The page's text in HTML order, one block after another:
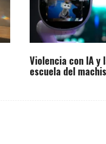
Violencia con IA y
escuela del